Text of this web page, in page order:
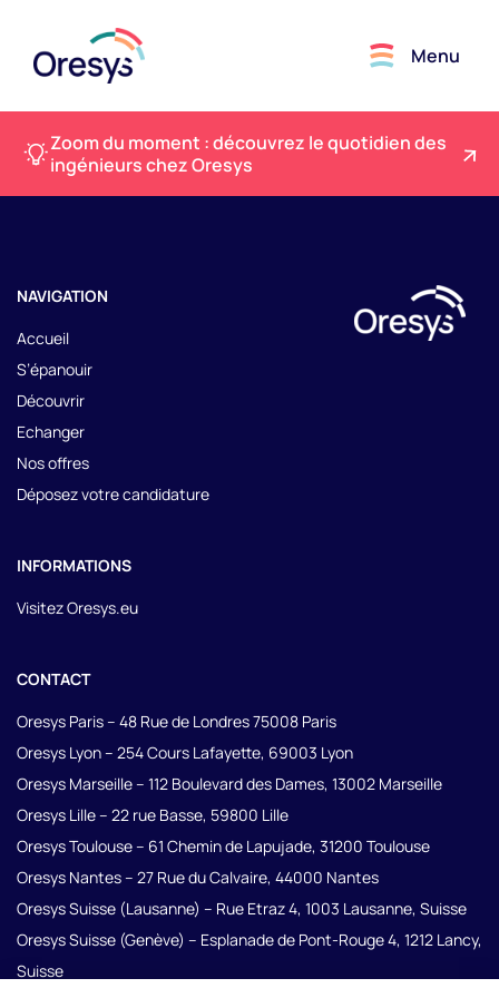
Menu
Zoom du moment : découvrez le quotidien des
ingénieurs chez Oresys
NAVIGATION
Accueil
S’épanouir
Découvrir
Echanger
Nos offres
Déposez votre candidature
INFORMATIONS
Visitez Oresys.eu
CONTACT
Oresys Paris – 48 Rue de Londres 75008 Paris
Oresys Lyon – 254 Cours Lafayette, 69003 Lyon
Oresys Marseille – 112 Boulevard des Dames, 13002 Marseille
Oresys Lille – 22 rue Basse, 59800 Lille
Oresys Toulouse – 61 Chemin de Lapujade, 31200 Toulouse
Oresys Nantes – 27 Rue du Calvaire, 44000 Nantes
Oresys Suisse (Lausanne) – Rue Etraz 4, 1003 Lausanne, Suisse
Oresys Suisse (Genève) – Esplanade de Pont-Rouge 4, 1212 Lancy,
Suisse